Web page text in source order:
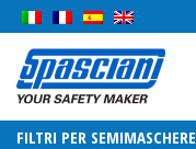
FILTRI PER SEMIMASCHERE